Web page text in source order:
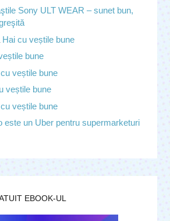
Sony ULT WEAR – sunet bun,
Hai cu veștile bune
bune
veștile bune
veștile bune
veștile bune
este un Uber pentru supermarketuri
EBOOK-UL